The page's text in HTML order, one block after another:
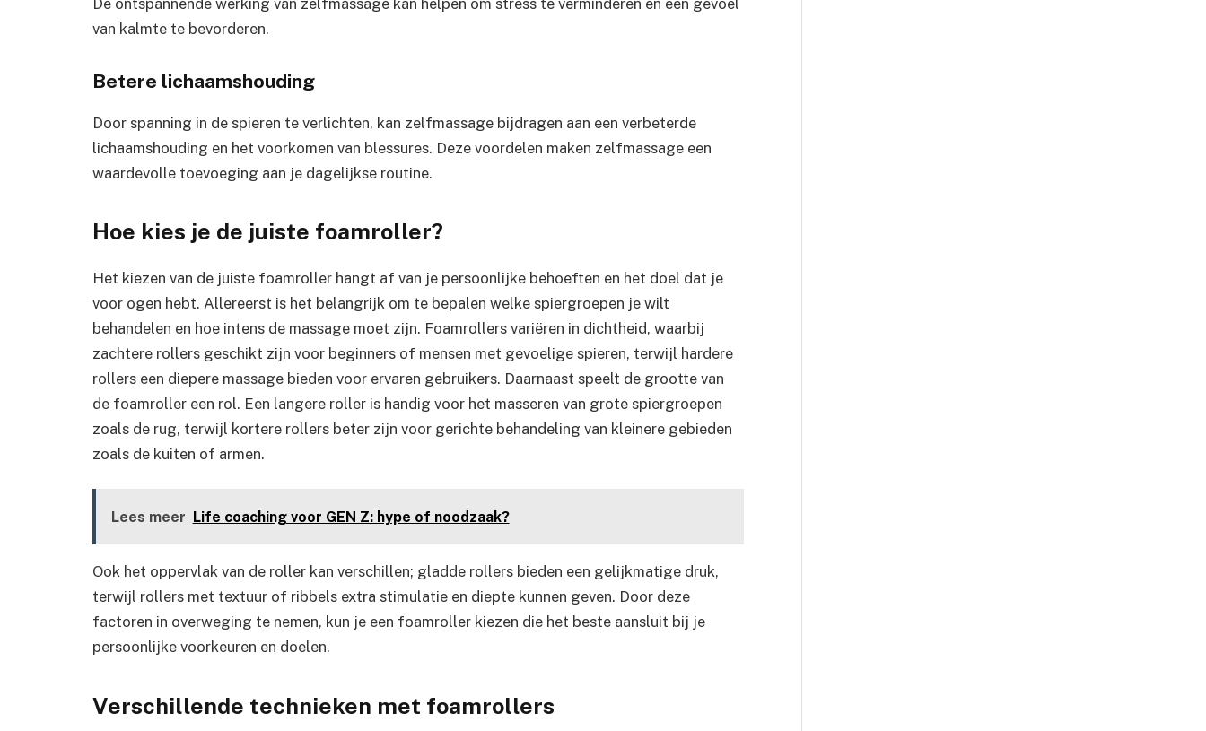
van kalmte te bevorderen.
Betere lichaamshouding
Door spanning in de spieren te verlichten, kan zelfmassage bijdragen aan een verbeterde
lichaamshouding en het voorkomen van blessures. Deze voordelen maken zelfmassage een
waardevolle toevoeging aan je dagelijkse routine.
Hoe kies je de juiste foamroller?
Het kiezen van de juiste foamroller hangt af van je persoonlijke behoeften en het doel dat je
voor ogen hebt. Allereerst is het belangrijk om te bepalen welke spiergroepen je wilt
behandelen en hoe intens de massage moet zijn. Foamrollers variëren in dichtheid, waarbij
zachtere rollers geschikt zijn voor beginners of mensen met gevoelige spieren, terwijl hardere
rollers een diepere massage bieden voor ervaren gebruikers. Daarnaast speelt de grootte van
de foamroller een rol. Een langere roller is handig voor het masseren van grote spiergroepen
zoals de rug, terwijl kortere rollers beter zijn voor gerichte behandeling van kleinere gebieden
zoals de kuiten of armen.
Lees meer Life coaching voor GEN Z: hype of noodzaak?
Ook het oppervlak van de roller kan verschillen; gladde rollers bieden een gelijkmatige druk,
terwijl rollers met textuur of ribbels extra stimulatie en diepte kunnen geven. Door deze
factoren in overweging te nemen, kun je een foamroller kiezen die het beste aansluit bij je
persoonlijke voorkeuren en doelen.
Verschillende technieken met foamrollers